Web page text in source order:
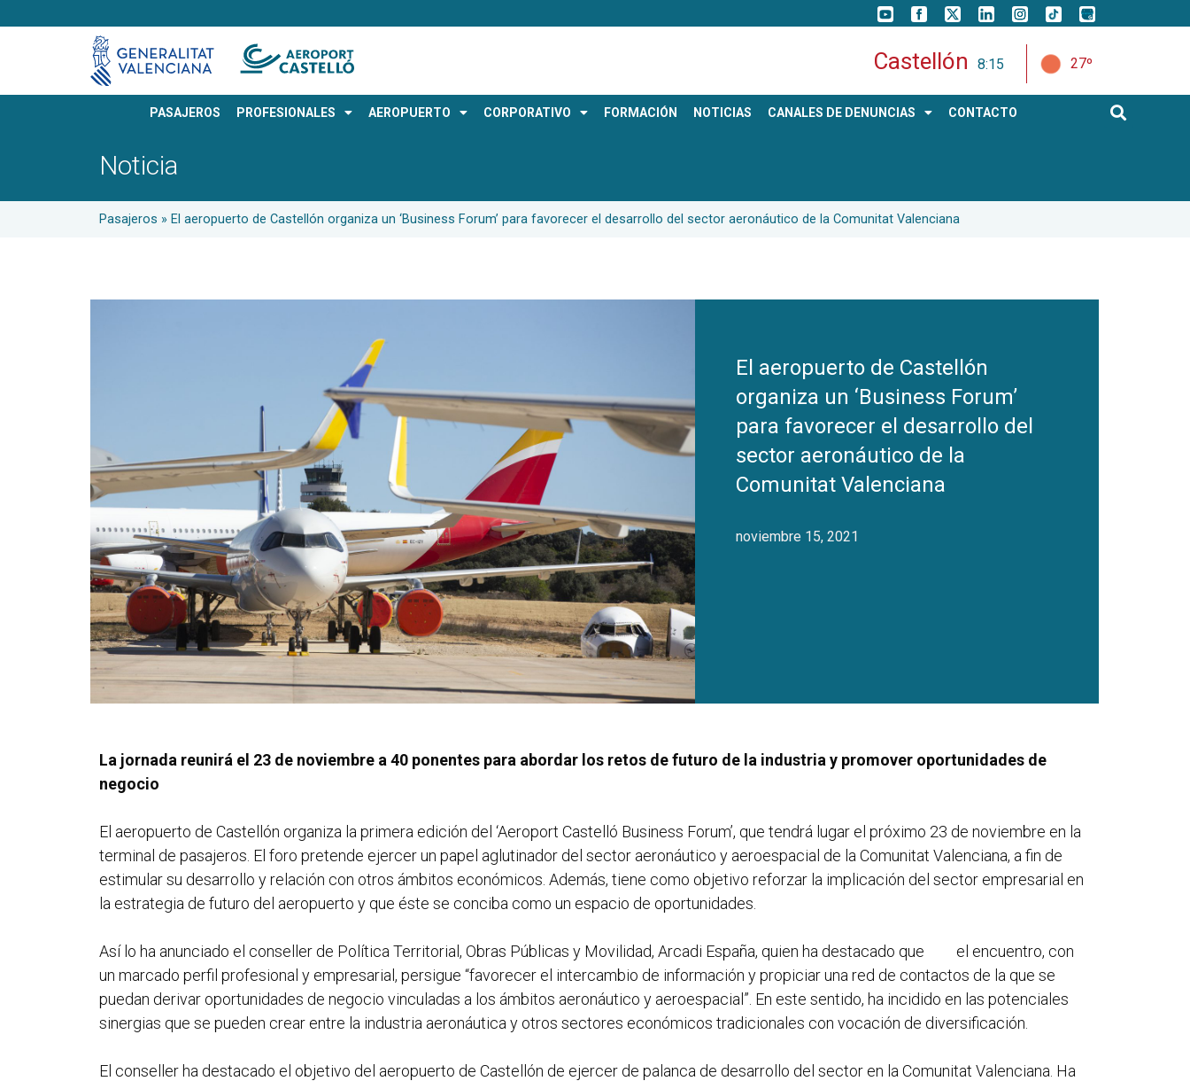
Castellón 8:15 27º
PASAJEROS PROFESIONALES AEROPUERTO CORPORATIVO FORMACIÓN NOTICIAS CANALES DE DENUNCIAS CONTACTO
Noticia
Pasajeros » El aeropuerto de Castellón organiza un ‘Business Forum’ para favorecer el desarrollo del sector aeronáutico de la Comunitat Valenciana
El aeropuerto de Castellón
organiza un ‘Business Forum’
para favorecer el desarrollo del
sector aeronáutico de la
Comunitat Valenciana
noviembre 15, 2021
La jornada reunirá el 23 de noviembre a 40 ponentes para abordar los retos de futuro de la industria y promover oportunidades de
negocio
El aeropuerto de Castellón organiza la primera edición del ‘Aeroport Castelló Business Forum’, que tendrá lugar el próximo 23 de noviembre en la
terminal de pasajeros. El foro pretende ejercer un papel aglutinador del sector aeronáutico y aeroespacial de la Comunitat Valenciana, a fin de
estimular su desarrollo y relación con otros ámbitos económicos. Además, tiene como objetivo reforzar la implicación del sector empresarial en
la estrategia de futuro del aeropuerto y que éste se conciba como un espacio de oportunidades.
Así lo ha anunciado el conseller de Política Territorial, Obras Públicas y Movilidad, Arcadi España, quien ha destacado que el encuentro, con
un marcado perfil profesional y empresarial, persigue “favorecer el intercambio de información y propiciar una red de contactos de la que se
puedan derivar oportunidades de negocio vinculadas a los ámbitos aeronáutico y aeroespacial”. En este sentido, ha incidido en las potenciales
sinergias que se pueden crear entre la industria aeronáutica y otros sectores económicos tradicionales con vocación de diversificación.
El conseller ha destacado el objetivo del aeropuerto de Castellón de ejercer de palanca de desarrollo del sector en la Comunitat Valenciana. Ha